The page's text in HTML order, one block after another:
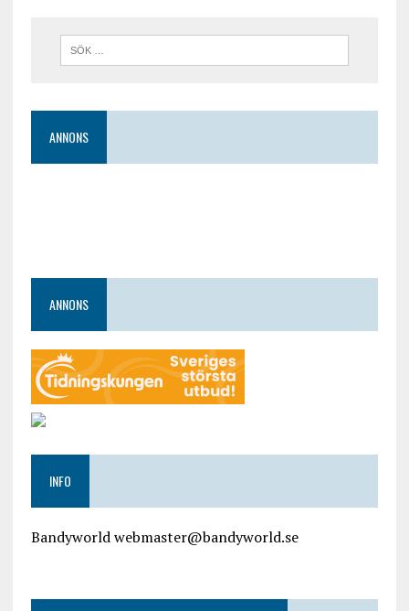
ANNONS
ANNONS
INFO
Bandyworld webmaster@bandyworld.se